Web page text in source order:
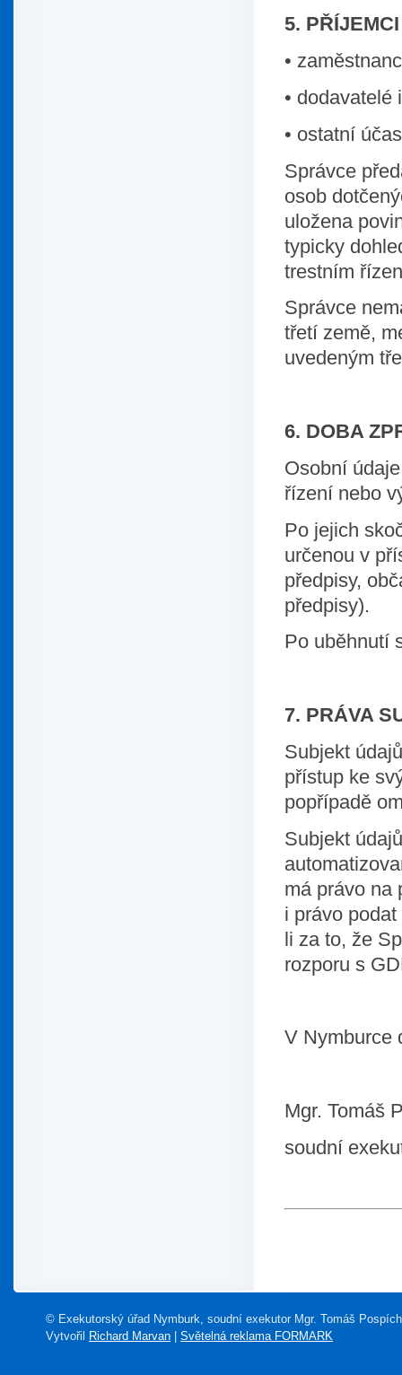
5.
•
• dodavatelé
• ostatní
Správce
osob
uložena
typicky
trestním
Správce
třetí země,
uvedeným
6. DOBA
Osobní
řízení nebo
Po jejich
určenou v
předpisy,
předpisy).
Po uběhnutí
7. PRÁVA
Subjekt
přístup ke
popřípadě
Subjekt
má právo na
i právo
li za to, že
rozporu s
V Nymburce
Mgr. Tomáš
soudní
© Exekutorský úřad Nymburk, soudní exekutor Mgr. Tomáš
Vytvořil
Richard Marvan Světelná reklama FORMARK